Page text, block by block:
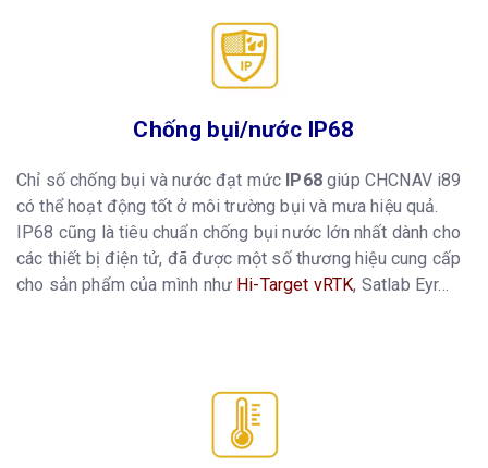
Chống bụi/nước IP68
Chỉ số chống bụi và nước đạt mức IP68giúp CHCNAV i89
có thể hoạt động tốt ở môi trường bụi và mưa hiệu quả.
IP68 cũng là tiêu chuẩn chống bụi nước lớn nhất dành cho
các thiết bị điện tử, đã được một số thương hiệu cung cấp
cho sản phẩm của mình như Hi-Target vRTK, Satlab Eyr...